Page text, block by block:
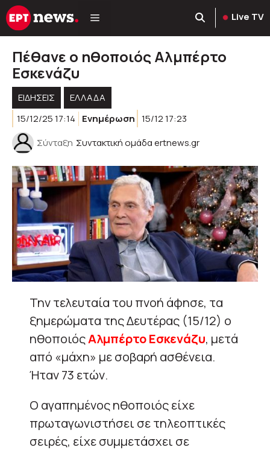
Μετάβαση
σε
Live TV
Πέθανε ο ηθοποιός Αλμπέρτο
Εσκενάζυ
ΕΙΔΗΣΕΙΣ
ΕΛΛΑΔΑ
15/12/25 17:14
Ενημέρωση 15/12 17:23
Σύνταξη Συντακτική ομάδα ertnews.gr
Την τελευταία του πνοή άφησε, τα
ξημερώματα της Δευτέρας (15/12) ο
ηθοποιόςΑλμπέρτο Εσκενάζυ, μετά
από «μάχη» με σοβαρή ασθένεια.
Ήταν 73 ετών.
Ο αγαπημένος ηθοποιός είχε
πρωταγωνιστήσει σε τηλεοπτικές
σειρές, είχε συμμετάσχει σε